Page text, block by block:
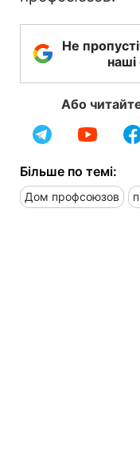
Не
Або
Більше по темі:
Дом профсоюзов